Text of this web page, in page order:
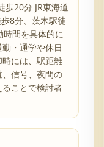
歩20分 JR東海道
8分、茨木駅徒
間を具体的に
・通学や休日
には、駅距離
信号、夜間の
ことで検討者